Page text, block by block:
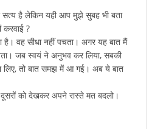
सत्य है लेकिन यही आप मुझे सुबह भी बता
करवाई ?
है। वह सीधा नहीं पचता। अगर यह बात मैं
जब स्वयं ने अनुभव कर लिया, सबकी
लिए, तो बात समझ में आ गई। अब ये बात
दूसरों को देखकर अपने रास्ते मत बदलो।